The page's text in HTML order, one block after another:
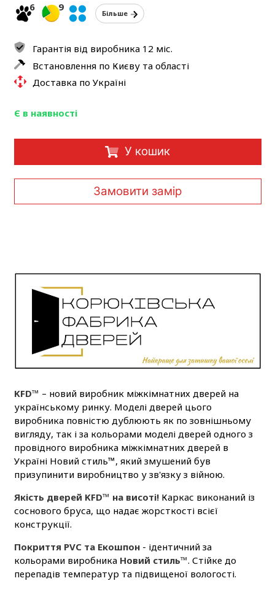
6
9
Більше
Гарантія від виробника 12 міс.
Встановлення по Києву та області
Доставка по Україні
Є в наявності
У кошик
Замовити замір
KFD™ – новий виробник міжкімнатних дверей на
українському ринку. Моделі дверей цього
виробника повністю дублюють як по зовнішньому
вигляду, так і за кольорами моделі дверей одного з
провідного виробника міжкімнатних дверей в
Україні Новий стиль™, який змушений був
призупинити виробництво у зв'язку з війною.
Якість дверей KFD™ на висоті!Каркас виконаний із
соснового бруса, що надає жорсткості всієї
конструкції.
Покриття PVC та Екошпон- ідентичний за
кольорами виробника Новий стиль™. Стійке до
перепадів температур та підвищеної вологості.